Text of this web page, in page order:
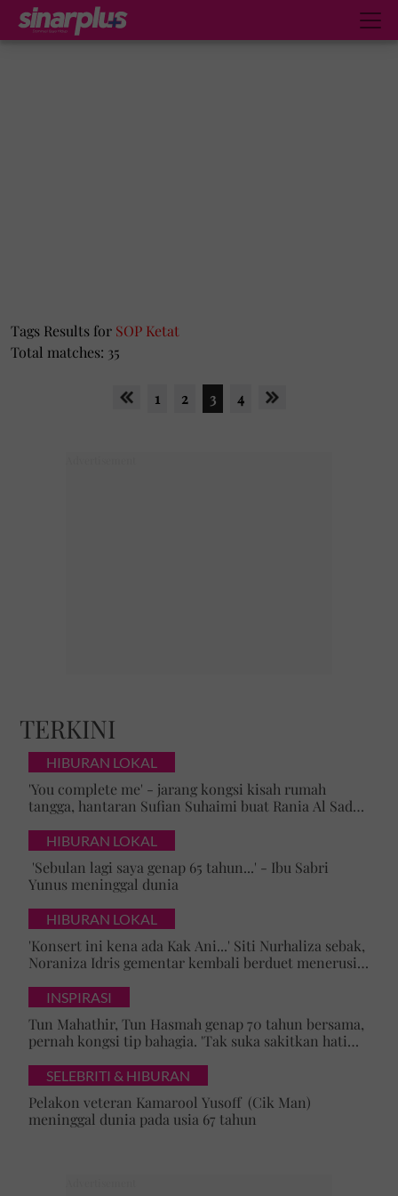
Tags Results for SOP Ketat
Total matches: 35
1 2 3 4
TERKINI
HIBURAN LOKAL
'You complete me' - jarang kongsi kisah rumah
tangga, hantaran Sufian Suhaimi buat Rania Al Sadat
HIBURAN LOKAL
'Sebulan lagi saya genap 65 tahun...' - Ibu Sabri
Yunus meninggal dunia
HIBURAN LOKAL
'Konsert ini kena ada Kak Ani...' Siti Nurhaliza sebak,
Noraniza Idris gementar kembali berduet menerusi
INSPIRASI
Tun Mahathir, Tun Hasmah genap 70 tahun bersama,
pernah kongsi tip bahagia. 'Tak suka sakitkan hati
SELEBRITI & HIBURAN
Pelakon veteran Kamarool Yusoff (Cik Man)
meninggal dunia pada usia 67 tahun